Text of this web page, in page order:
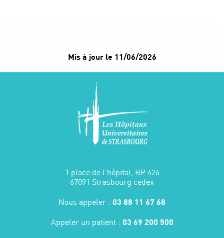
Mis à jour le 11/06/2026
1 place de l'hôpital, BP 426
67091 Strasbourg cedex
Nous appeler : 03 88 11 67 68
Appeler un patient : 03 69 200 500